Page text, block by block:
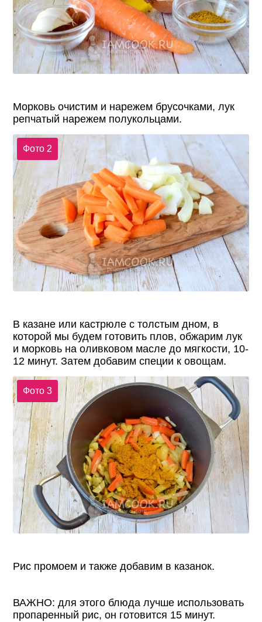
Морковь очистим и нарежем брусочками, лук
репчатый нарежем полукольцами.
Фото 2
В казане или кастрюле с толстым дном, в
которой мы будем готовить плов, обжарим лук
и морковь на оливковом масле до мягкости, 10-
12 минут. Затем добавим специи к овощам.
Фото 3
Рис промоем и также добавим в казанок.
ВАЖНО: для этого блюда лучше использовать
пропаренный рис, он готовится 15 минут.